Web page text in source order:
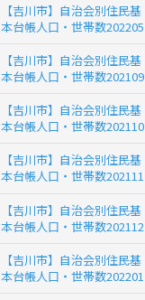
【吉川市】自治会別住民基
本台帳人口・世帯数202205
【吉川市】自治会別住民基
本台帳人口・世帯数202109
【吉川市】自治会別住民基
本台帳人口・世帯数202110
【吉川市】自治会別住民基
本台帳人口・世帯数202111
【吉川市】自治会別住民基
本台帳人口・世帯数202112
【吉川市】自治会別住民基
本台帳人口・世帯数202201